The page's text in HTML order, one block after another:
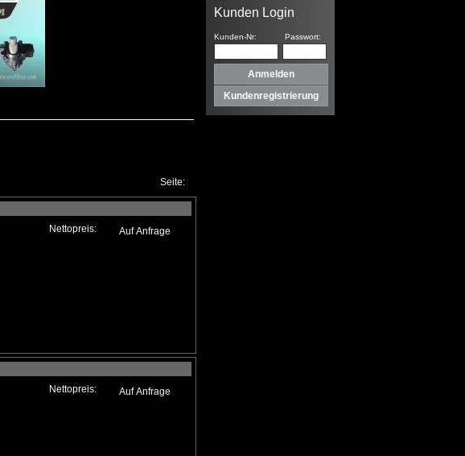
Kunden Login
Kunden-Nr: Passwort:
Kundenregistrierung
Seite:
Nettopreis:
Nettopreis: